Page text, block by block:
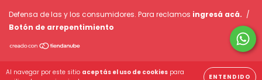
Al navegar por este sitio aceptás el uso de cookies para
ENTENDIDO
Defensa de las y los consumidores. Para reclamos ingresá acá. /
Botón de arrepentimiento